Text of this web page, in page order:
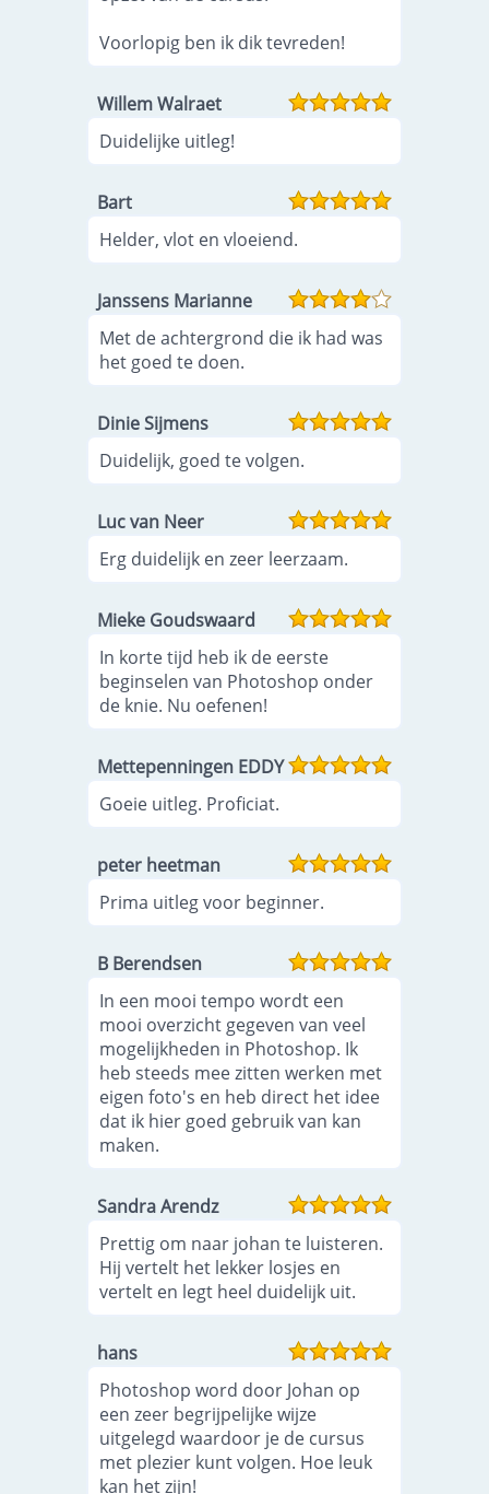
Voorlopig ben ik dik tevreden!
Willem Walraet
Duidelijke uitleg!
Bart
Helder, vlot en vloeiend.
Janssens Marianne
Met de achtergrond die ik had was
het goed te doen.
Dinie Sijmens
Duidelijk, goed te volgen.
Luc van Neer
Erg duidelijk en zeer leerzaam.
Mieke Goudswaard
In korte tijd heb ik de eerste
beginselen van Photoshop onder
de knie. Nu oefenen!
Mettepenningen EDDY
Goeie uitleg. Proficiat.
peter heetman
Prima uitleg voor beginner.
B Berendsen
In een mooi tempo wordt een
mooi overzicht gegeven van veel
mogelijkheden in Photoshop. Ik
heb steeds mee zitten werken met
eigen foto's en heb direct het idee
dat ik hier goed gebruik van kan
maken.
Sandra Arendz
Prettig om naar johan te luisteren.
Hij vertelt het lekker losjes en
vertelt en legt heel duidelijk uit.
hans
Photoshop word door Johan op
een zeer begrijpelijke wijze
uitgelegd waardoor je de cursus
met plezier kunt volgen. Hoe leuk
kan het zijn!